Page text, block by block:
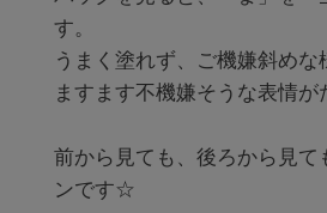
す。
うまく塗れず、ご機嫌斜め
ますます不機嫌そうな表情が
前から見ても、後ろから見て
ンです☆